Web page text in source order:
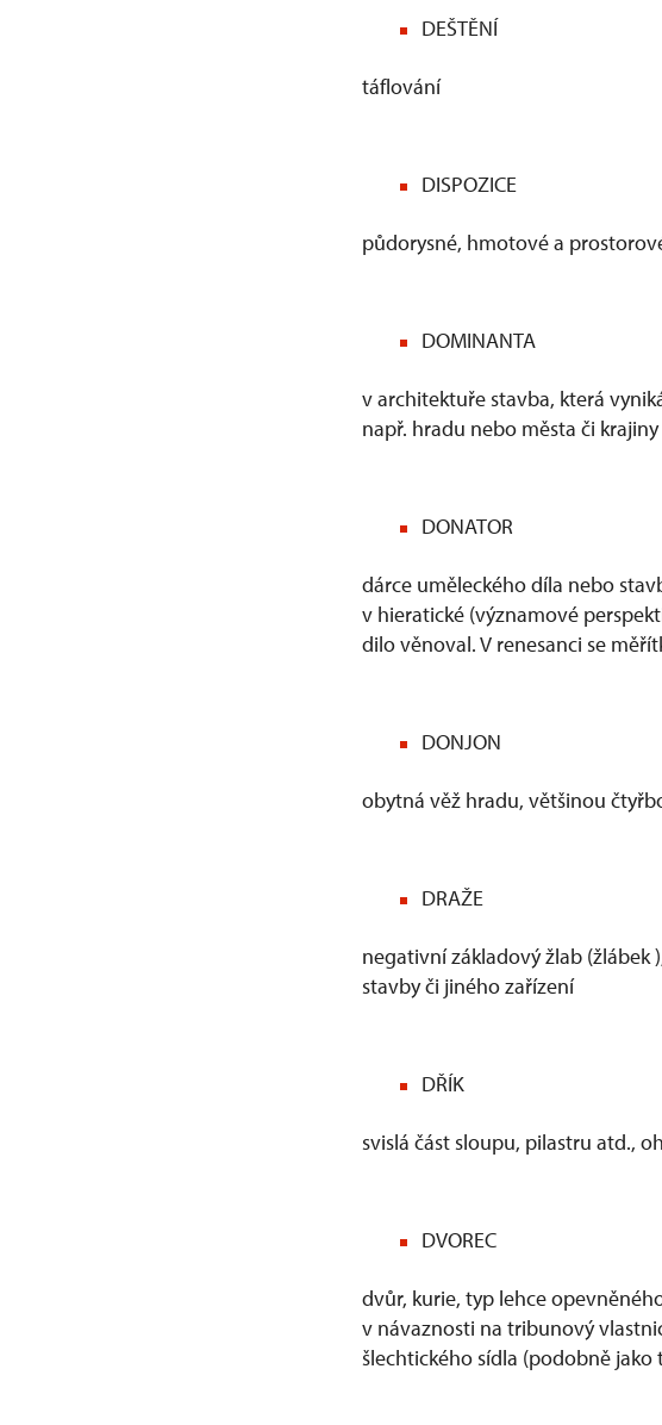
DEŠTĚNÍ
táflování
DISPOZICE
půdorysné, hmotové a
DOMINANTA
v architektuře stavba, která
např. hradu nebo města či krajiny
DONATOR
dárce uměleckého díla nebo
v hieratické (významové
dilo věnoval. V renesanci se
DONJON
obytná věž hradu, většinou
DRAŽE
negativní základový žlab
stavby či jiného zařízení
DŘÍK
svislá část sloupu, pilastru atd.,
DVOREC
dvůr, kurie, typ lehce
v návaznosti na tribunový
šlechtického sídla (podobně